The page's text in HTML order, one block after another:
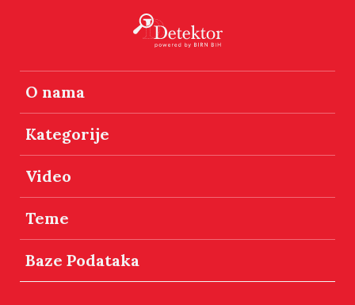
O nama
Kategorije
Video
Teme
Baze Podataka